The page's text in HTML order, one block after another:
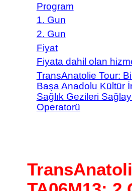
Program
1. Gun
2. Gun
Fiyat
Fiyata dahil olan
TransAnatolie Tour:
Başa Anadolu Kültür
Sağlık Gezileri
Operatorü